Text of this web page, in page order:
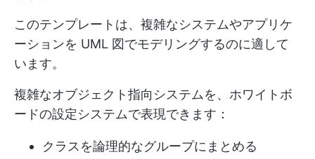
このテンプレートは、複雑なシステムやアプリケ
ーションを UML 図でモデリングするのに適して
います。
複雑なオブジェクト指向システムを、ホワイトボ
ードの設定システムで表現できます：
クラスを論理的なグループにまとめる